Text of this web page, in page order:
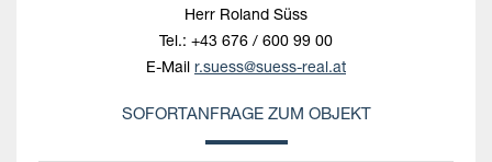
Herr Roland Süss
Tel.: +43 676 / 600 99 00
E-Mail r.suess@suess-real.at
SOFORTANFRAGE ZUM OBJEKT